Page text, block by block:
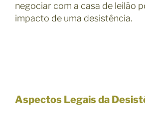
negociar com a casa de leilão
impacto de uma desistência.
Aspectos Legais da